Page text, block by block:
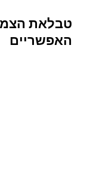
האפשריים